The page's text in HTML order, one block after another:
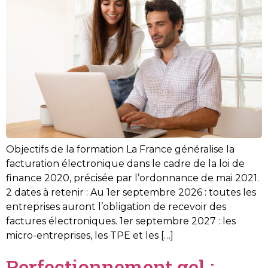
Objectifs de la formation La France généralise la
facturation électronique dans le cadre de la loi de
finance 2020, précisée par l’ordonnance de mai 2021.
2 dates à retenir : Au 1er septembre 2026 : toutes les
entreprises auront l’obligation de recevoir des
factures électroniques. 1er septembre 2027 : les
micro-entreprises, les TPE et les […]